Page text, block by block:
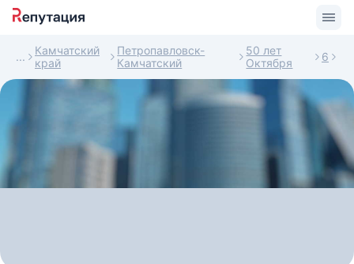
Камчатский
край
Петропавловск-
Камчатский
50 лет
Октября
6